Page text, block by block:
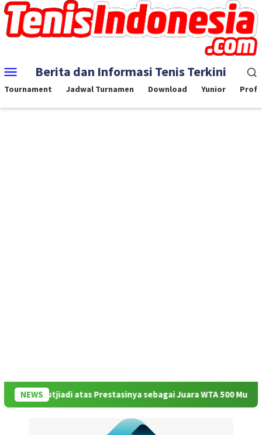
Skip
to
content
Mobile
Menu
Berita dan Informasi Tenis Terkini
Tournament Jadwal Turnamen Download Yunior
NEWS
Sutjiadi atas Prestasinya sebagai Juara WTA 500 Mubadala Citi